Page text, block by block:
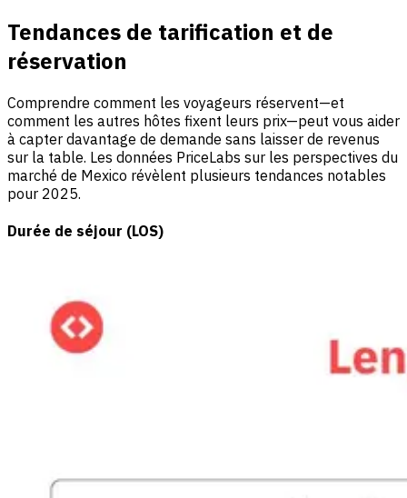
Tendances de tarification et de
réservation
Comprendre comment les voyageurs réservent—et
comment les autres hôtes fixent leurs prix—peut vous aider
à capter davantage de demande sans laisser de revenus
sur la table. Les données PriceLabs sur les perspectives du
marché de Mexico révèlent plusieurs tendances notables
pour 2025.
Durée de séjour (LOS)